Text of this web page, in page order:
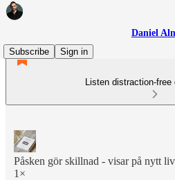
Daniel
Subscribe
Sign in
Listen distraction-
Påsken gör skillnad - visar på nytt
1×